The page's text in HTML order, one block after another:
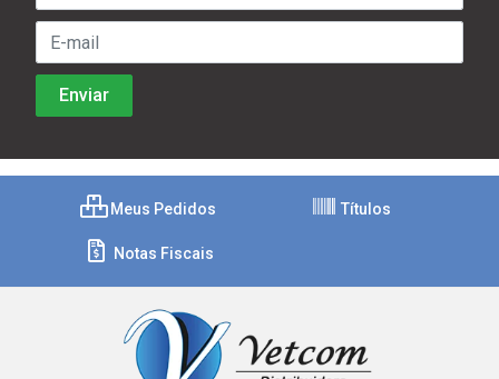
Meus Pedidos Títulos
Notas Fiscais